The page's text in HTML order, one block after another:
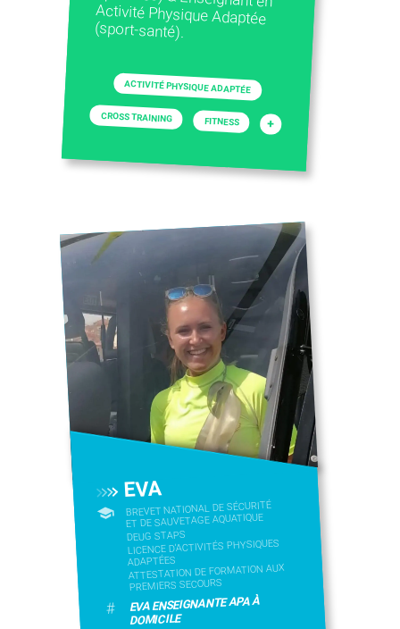
(sport-santé).
ACTIVITÉ PHYSIQUE ADAPTÉE
CROSS TRAINING FITNESS +
EVA
BREVET NATIONAL DE SÉCURITÉ
ET DE SAUVETAGE AQUATIQUE
DEUG STAPS
LICENCE D’ACTIVITÉS PHYSIQUES
ADAPTÉES
ATTESTATION DE FORMATION AUX
PREMIERS SECOURS
# EVA ENSEIGNANTE APA À
DOMICILE